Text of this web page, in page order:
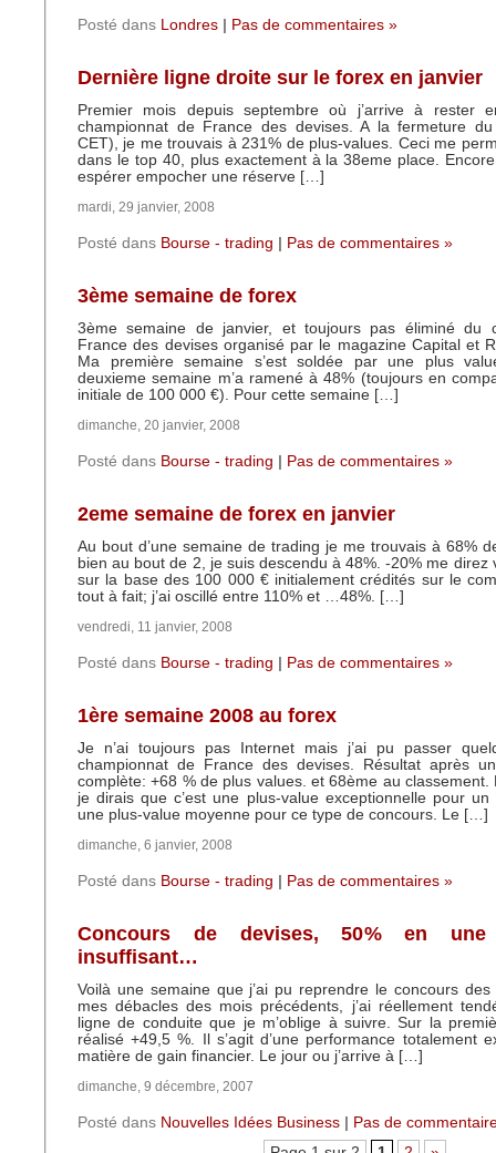
Posté dans Londres Pas de commentaires »
Dernière ligne droite sur le forex en janvier
Premier mois depuis septembre où j’arrive à rester
championnat de France des devises. A la fermeture
CET), je me trouvais à 231% de plus-values. Ceci me
dans le top 40, plus exactement à la 38eme place.
espérer empocher une réserve […]
mardi, 29 janvier, 2008
Posté dans Bourse - trading Pas de commentaires »
3ème semaine de forex
3ème semaine de janvier, et toujours pas éliminé du
France des devises organisé par le magazine Capital et
Ma première semaine s’est soldée par une plus
deuxieme semaine m’a ramené à 48% (toujours en
initiale de 100 000 €). Pour cette semaine […]
dimanche, 20 janvier, 2008
Posté dans Bourse - trading Pas de commentaires »
2eme semaine de forex en janvier
Au bout d’une semaine de trading je me trouvais à 68%
bien au bout de 2, je suis descendu à 48%. -20% me direz
sur la base des 100 000 € initialement crédités sur le
tout à fait; j’ai oscillé entre 110% et …48%. […]
vendredi, 11 janvier, 2008
Posté dans Bourse - trading Pas de commentaires »
1ère semaine 2008 au forex
Je n’ai toujours pas Internet mais j’ai pu passer
championnat de France des devises. Résultat après
complète: +68 % de plus values. et 68ème au classement.
je dirais que c’est une plus-value exceptionnelle pour un
une plus-value moyenne pour ce type de concours. Le […]
dimanche, 6 janvier, 2008
Posté dans Bourse - trading Pas de commentaires »
Concours de devises, 50% en une
insuffisant…
Voilà une semaine que j’ai pu reprendre le concours
mes débacles des mois précédents, j’ai réellement
ligne de conduite que je m’oblige à suivre. Sur la
réalisé +49,5 %. Il s’agit d’une performance totalement
matière de gain financier. Le jour ou j’arrive à […]
dimanche, 9 décembre, 2007
Posté dans Nouvelles Idées Business
Pas de